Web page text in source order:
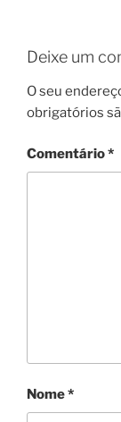
Deixe um
O seu
obrigatórios
Comentário*
Nome*